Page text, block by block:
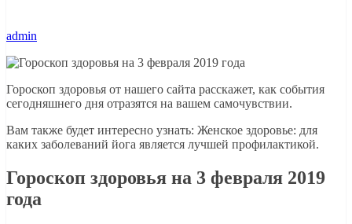
admin
Гороскоп здоровья от нашего сайта расскажет, как события
сегодняшнего дня отразятся на вашем самочувствии.
Вам также будет интересно узнать: Женское здоровье: для
каких заболеваний йога является лучшей профилактикой.
Гороскоп здоровья на 3 февраля 2019
года